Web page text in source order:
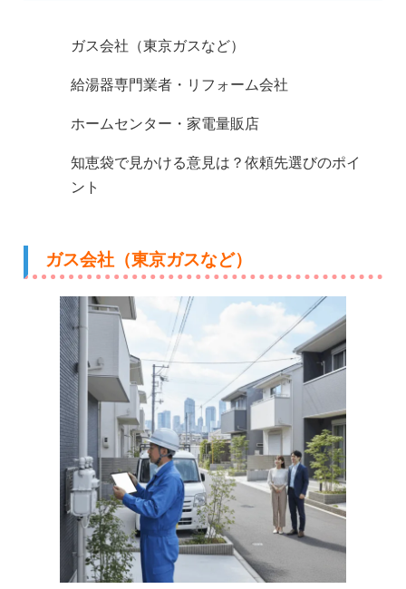
ガス会社（東京ガスなど）
給湯器専門業者・リフォーム会社
ホームセンター・家電量販店
知恵袋で見かける意見は？依頼先選びのポイ
ント
ガス会社（東京ガスなど）